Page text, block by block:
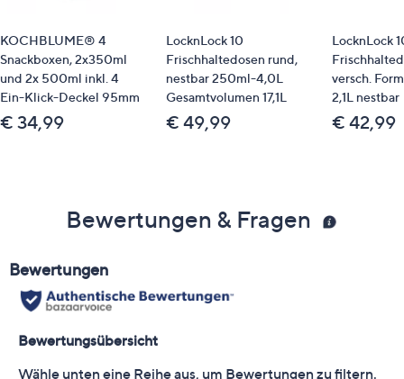
KOCHBLUME® 4
Snackboxen, 2x350ml
und 2x 500ml inkl. 4
Ein-Klick-Deckel 95mm
€ 34,99
LocknLock 10
Frischhaltedosen rund,
nestbar 250ml-4,0L
Gesamtvolumen 17,1L
€ 49,99
LocknLock
versch.
2,1L nestbar
€ 42,99
Bewertungen & Fragen